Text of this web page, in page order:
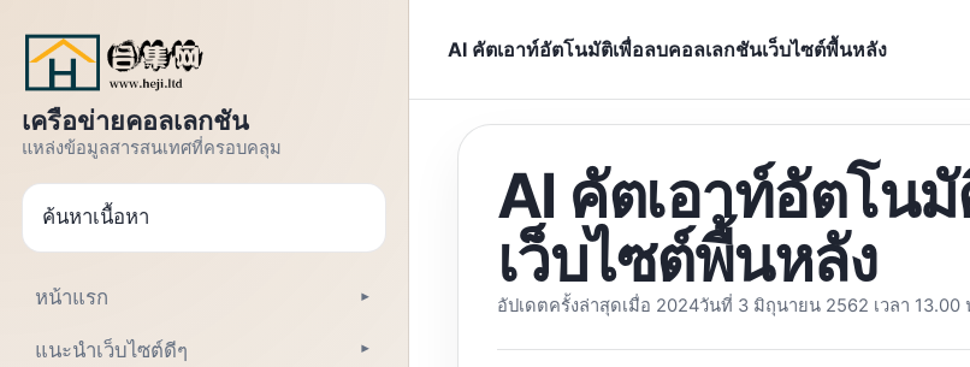
เครือข่ายคอลเลกชัน
แหล่งข้อมูลสารสนเทศที่ครอบคลุม
ค้นหา
หน้าแรก ▾
แนะนำเว็บไซต์ดีๆ ▾
AI คัตเอาท์อัตโนมัติเพื่อลบคอลเลกชันเว็บไซต์พื้นหลัง
AI คัตเอาท์อัตโน
เว็บไซต์พื้นหลัง
อัปเดตครั้งล่าสุดเมื่อ 2024วันที่ 3 มิถุนายน 2562 เวลา 13.00